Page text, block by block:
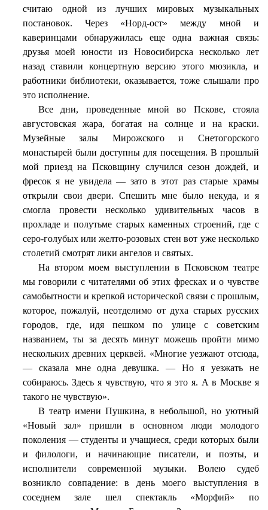
считаю одной из лучших мировых музыкальных
постановок. Через «Норд-ост» между мной и
каверинцами обнаружилась еще одна важная связь:
друзья моей юности из Новосибирска несколько лет
назад ставили концертную версию этого мюзикла, и
работники библиотеки, оказывается, тоже слышали про
это исполнение.
Все дни, проведенные мной во Пскове, стояла
августовская жара, богатая на солнце и на краски.
Музейные залы Мирожского и Снетогорского
монастырей были доступны для посещения. В прошлый
мой приезд на Псковщину случился сезон дождей, и
фресок я не увидела — зато в этот раз старые храмы
открыли свои двери. Спешить мне было некуда, и я
смогла провести несколько удивительных часов в
прохладе и полутьме старых каменных строений, где с
серо-голубых или желто-розовых стен вот уже несколько
столетий смотрят лики ангелов и святых.
На втором моем выступлении в Псковском театре
мы говорили с читателями об этих фресках и о чувстве
самобытности и крепкой исторической связи с прошлым,
которое, пожалуй, неотделимо от духа старых русских
городов, где, идя пешком по улице с советским
названием, ты за десять минут можешь пройти мимо
нескольких древних церквей. «Многие уезжают отсюда,
— сказала мне одна девушка. — Но я уезжать не
собираюсь. Здесь я чувствую, что я это я. А в Москве я
такого не чувствую».
В театр имени Пушкина, в небольшой, но уютный
«Новый зал» пришли в основном люди молодого
поколения — студенты и учащиеся, среди которых были
и филологи, и начинающие писатели, и поэты, и
исполнители современной музыки. Волею судеб
возникло совпадение: в день моего выступления в
соседнем зале шел спектакль «Морфий» по